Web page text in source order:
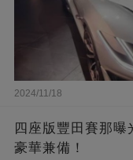
2024/11/18
四座版豐田賽那
豪華兼備！